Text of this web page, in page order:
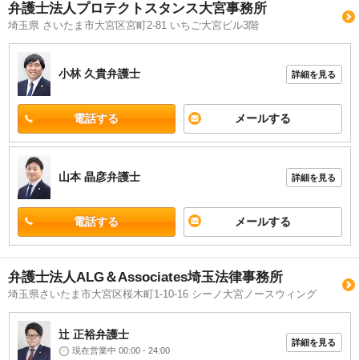
弁護士法人プロテクトスタンス大宮事務所
埼玉県 さいたま市大宮区宮町2-81 いちご大宮ビル3階
小林 久貴弁護士 詳細を見る
電話する メールする
山本 晶彦弁護士 詳細を見る
電話する メールする
弁護士法人ALG＆Associates埼玉法律事務所
埼玉県さいたま市大宮区桜木町1-10-16 シーノ大宮ノースウィング
辻 正裕弁護士
現在営業中 00:00 - 24:00
詳細を見る